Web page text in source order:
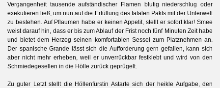
Vergangenheit tausende aufständischer Flamen blutig niederschlug oder
exekutieren ließ, um nun auf die Erfüllung des fatalen Pakts mit der Unterwelt
zu bestehen. Auf Pflaumen habe er keinen Appetit, stellt er sofort klar! Smee
weist darauf hin, dass er bis zum Ablauf der Frist noch fünf Minuten Zeit habe
und bietet dem Herzog seinen komfortablen Sessel zum Platznehmen an.
Der spanische Grande lässt sich die Aufforderung gern gefallen, kann sich
aber nicht mehr erheben, weil er unverrückbar festklebt und wird von den
Schmiedegesellen in die Hölle zurück geprügelt.
Zu guter Letzt stellt die Höllenfürstin Astarte sich der heikle Aufgabe, den